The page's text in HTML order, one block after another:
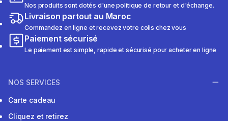
Nos produits sont dotés d'une politique de retour et d'échange.
Livraison partout au Maroc
Commandez en ligne et recevez votre colis chez vous
Paiement sécurisé
Le paiement est simple, rapide et sécurisé pour acheter en ligne
NOS SERVICES
Carte cadeau
Cliquez et retirez